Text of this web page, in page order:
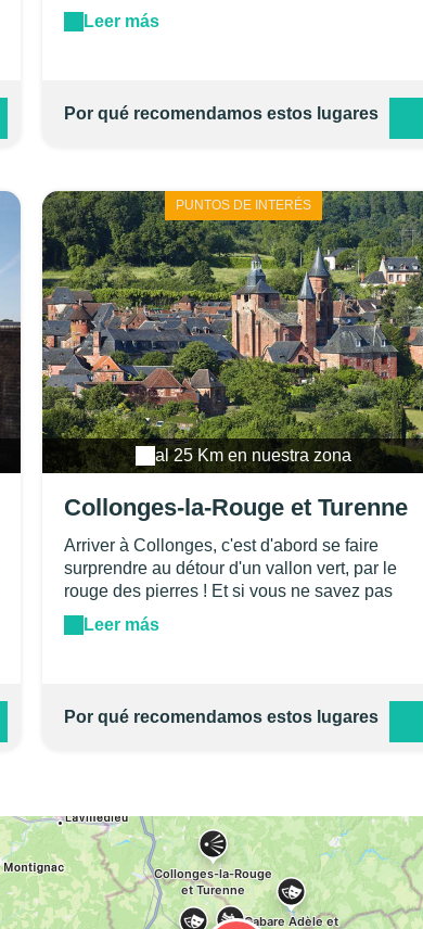
célèbre pour ses cascades. Enfouies dans la
forêt environnante, les cascades de 30 mètres
Leer más
Por qué recomendamos estos lugares
PUNTOS DE INTERÉS
al 25 Km en nuestra zona
Collonges-la-Rouge et Turenne
Arriver à Collonges, c'est d'abord se faire
surprendre au détour d'un vallon vert, par le
rouge des pierres ! Et si vous ne savez pas
que le rouge est la complémentaire du vert,
vous en aurez toute la plaisante perception en
chèvrefeuilles…Un très beau village vraiment
rouge dans l'écrin vert des châtaigniers et des
prieuré qui fut intégré dans le prospère
Vicomté de Turenne, où la communauté s'est
développée autour des pèlerins de
Compostelle. Levons le nez rue Barrière et
imaginons la richesse de ce bourg en
Leer más
Por qué recomendamos estos lugares